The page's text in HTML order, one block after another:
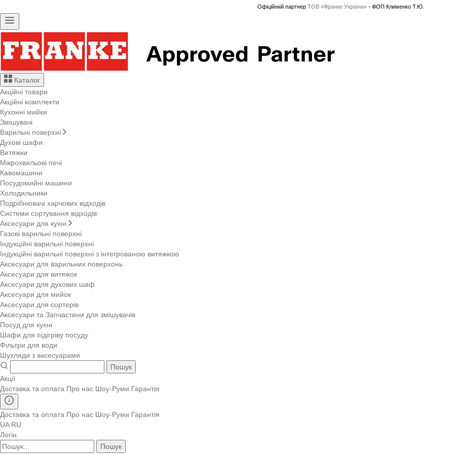
Офіційний партнер ТОВ «Франке Україна»- ФОП Клименко Т.Ю.
Каталог
Акційні товари
Акційні комплекти
Кухонні мийки
Змішувачі
Варильні поверхні
Духові шафи
Витяжки
Мікрохвильові печі
Кавомашини
Посудомийні машини
Холодильники
Подрібнювачі харчових відходів
Системи сортування відходів
Аксесуари для кухні
Газові варильні поверхні
Індукційні варильні поверхні
Індукційні варильні поверхні з інтегрованою витяжкою
Аксесуари для варильних поверхонь
Аксесуари для витяжок
Аксесуари для духових шаф
Аксесуари для мийок
Аксесуари для сортерів
Аксесуари та Запчастини для змішувачів
Посуд для кухні
Шафи для підігріву посуду
Фільтри для води
Шухляди з аксесуарами
Пошук
Акції
Доставка та оплата Про нас Шоу-Руми Гарантія
Доставка та оплата Про нас Шоу-Руми Гарантія
UA RU
Логін
Пошук